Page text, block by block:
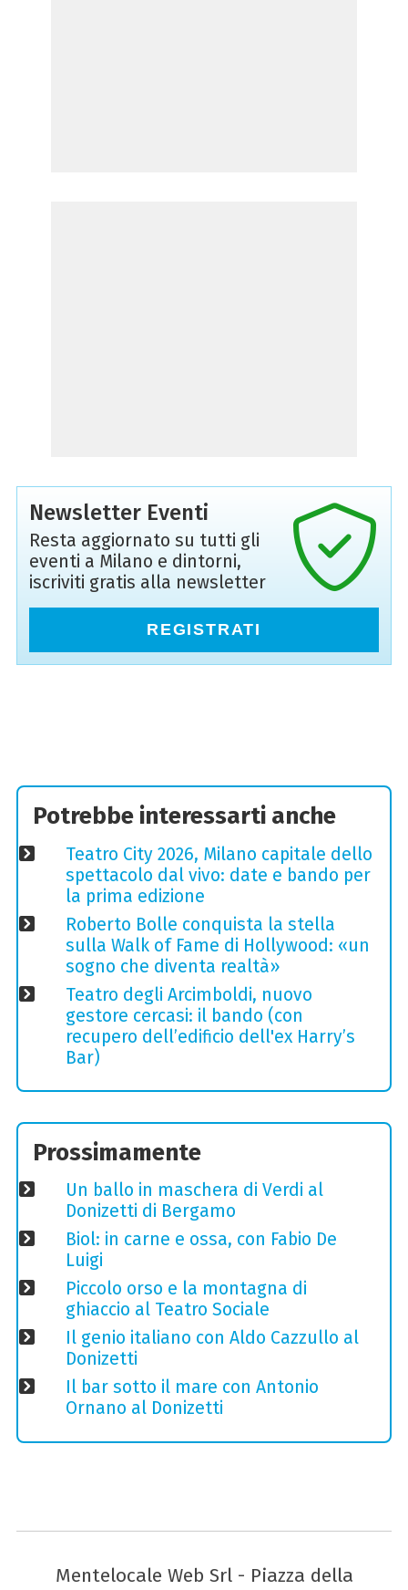
Newsletter Eventi
Resta aggiornato su tutti gli
eventi a Milano e dintorni,
iscriviti gratis alla newsletter
REGISTRATI
Potrebbe interessarti anche
Teatro City 2026, Milano capitale dello
spettacolo dal vivo: date e bando per
la prima edizione
Roberto Bolle conquista la stella
sulla Walk of Fame di Hollywood: «un
sogno che diventa realtà»
Teatro degli Arcimboldi, nuovo
gestore cercasi: il bando (con
recupero dell’edificio dell'ex Harry’s
Bar)
Prossimamente
Un ballo in maschera di Verdi al
Donizetti di Bergamo
Biol: in carne e ossa, con Fabio De
Luigi
Piccolo orso e la montagna di
ghiaccio al Teatro Sociale
Il genio italiano con Aldo Cazzullo al
Donizetti
Il bar sotto il mare con Antonio
Ornano al Donizetti
Mentelocale Web Srl - Piazza della